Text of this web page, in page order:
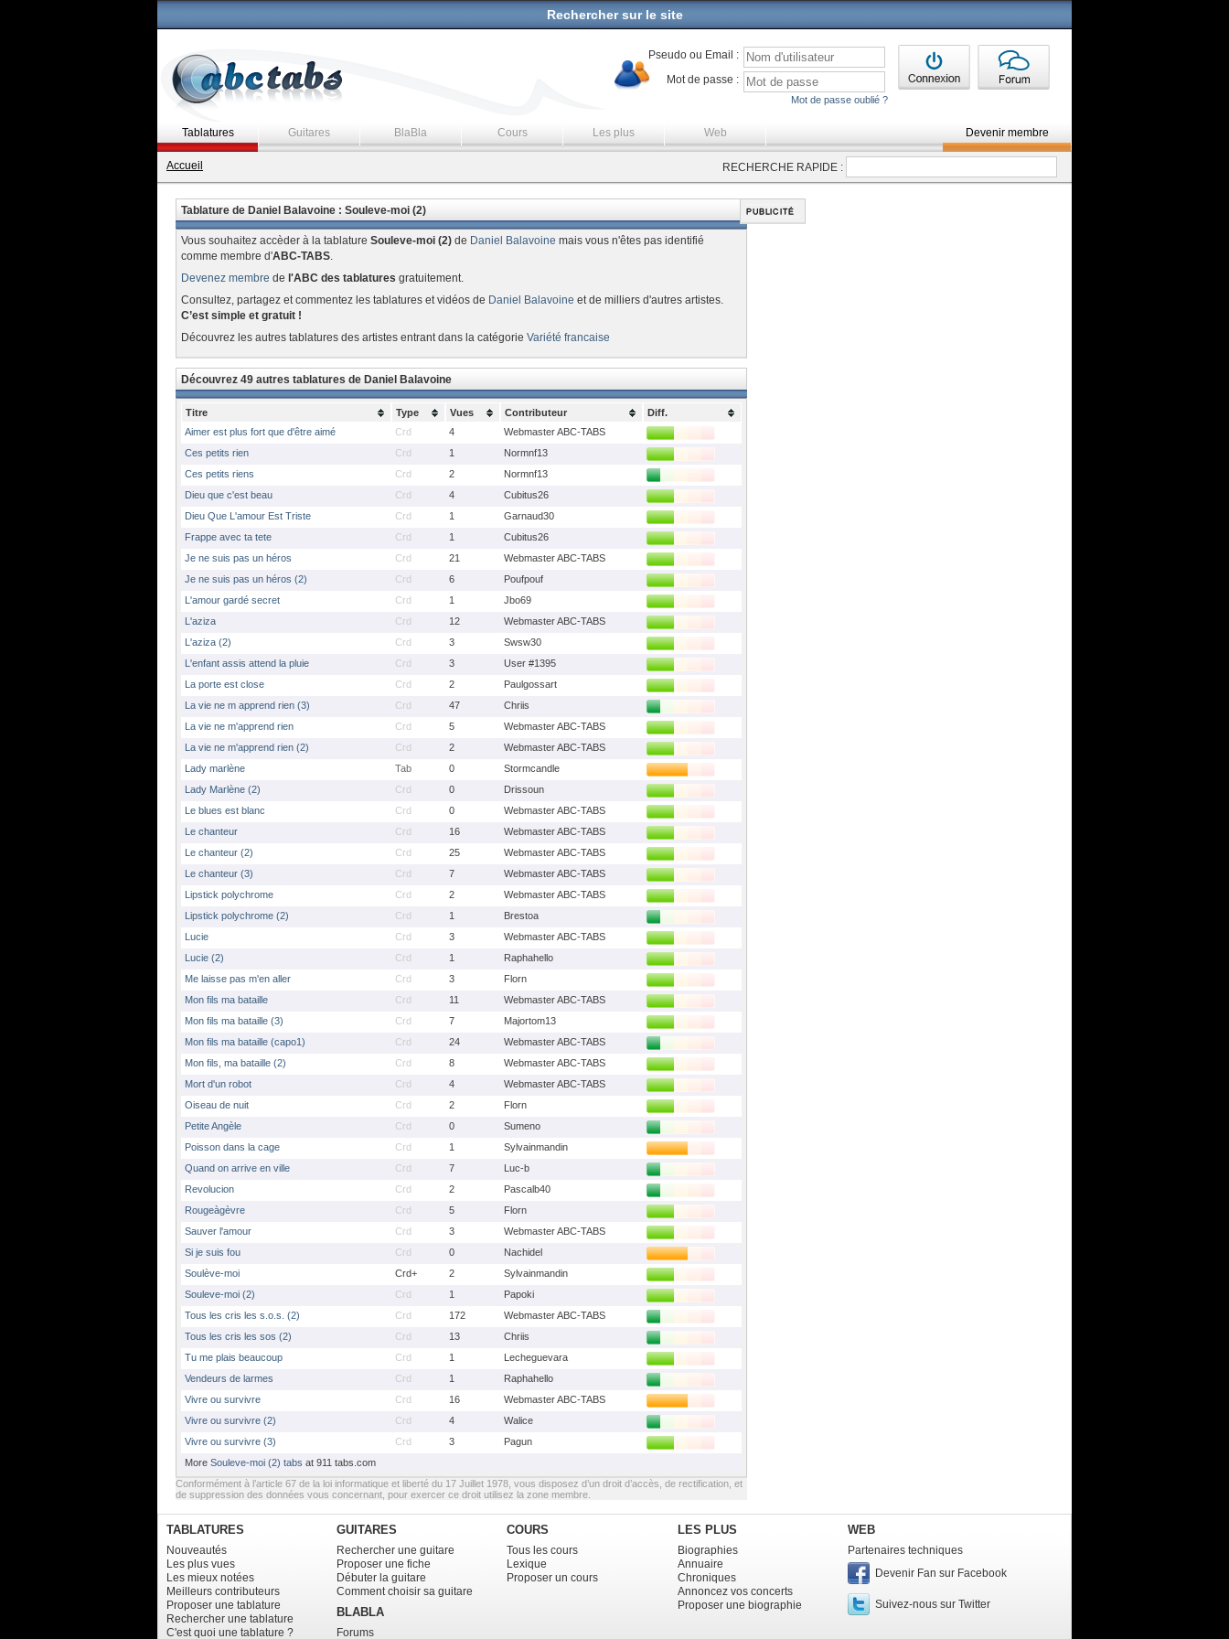
Rechercher sur le site
Pseudo ou Email :
Mot de passe :
Mot de passe oublié ?
Tablatures Guitares BlaBla Cours Les plus Web Devenir membre
Accueil RECHERCHE RAPIDE :
Tablature de Daniel Balavoine : Souleve-moi (2)
Vous souhaitez accèder à la tablature Souleve-moi (2)de Daniel Balavoine mais vous n'êtes pas identifié
comme membre d'ABC-TABS.
Devenez membre de l'ABC des tablatures gratuitement.
Consultez, partagez et commentez les tablatures et vidéos de Daniel Balavoine et de milliers d'autres artistes.
C’est simple et gratuit !
Découvrez les autres tablatures des artistes entrant dans la catégorie Variété francaise
Découvrez 49 autres tablatures de Daniel Balavoine
Titre Type Vues Contributeur
Diff.
Aimer est plus fort que d'être aimé
Crd 4
Webmaster ABC-TABS
Ces petits rien
Crd 1
Normnf13
Ces petits riens
Crd 2
Normnf13
Dieu que c'est beau
Crd 4
Cubitus26
Dieu Que L'amour Est Triste
Crd 1
Garnaud30
Frappe avec ta tete
Crd 1
Cubitus26
Je ne suis pas un héros
Crd 21
Webmaster ABC-TABS
Je ne suis pas un héros (2)
Crd 6
Poufpouf
L'amour gardé secret
Crd 1
Jbo69
L'aziza
Crd 12
Webmaster ABC-TABS
L'aziza (2)
Crd 3
Swsw30
L'enfant assis attend la pluie
Crd 3
User #1395
La porte est close
Crd 2
Paulgossart
La vie ne m apprend rien (3)
Crd 47
Chriis
La vie ne m'apprend rien
Crd 5
Webmaster ABC-TABS
La vie ne m'apprend rien (2)
Crd 2
Webmaster ABC-TABS
Lady marlène
Tab 0
Stormcandle
Lady Marlène (2)
Crd 0
Drissoun
Le blues est blanc
Crd 0
Webmaster ABC-TABS
Le chanteur
Crd 16
Webmaster ABC-TABS
Le chanteur (2)
Crd 25
Webmaster ABC-TABS
Le chanteur (3)
Crd 7
Webmaster ABC-TABS
Lipstick polychrome
Crd 2
Webmaster ABC-TABS
Lipstick polychrome (2)
Crd 1
Brestoa
Lucie
Crd 3
Webmaster ABC-TABS
Lucie (2)
Crd 1
Raphahello
Me laisse pas m'en aller
Crd 3
Florn
Mon fils ma bataille
Crd 11
Webmaster ABC-TABS
Mon fils ma bataille (3)
Crd 7
Majortom13
Mon fils ma bataille (capo1)
Crd 24
Webmaster ABC-TABS
Mon fils, ma bataille (2)
Crd 8
Webmaster ABC-TABS
Mort d'un robot
Crd 4
Webmaster ABC-TABS
Oiseau de nuit
Crd 2
Florn
Petite Angèle
Crd 0
Sumeno
Poisson dans la cage
Crd 1
Sylvainmandin
Quand on arrive en ville
Crd 7
Luc-b
Revolucion
Crd 2
Pascalb40
Rougeàgèvre
Crd 5
Florn
Sauver l'amour
Crd 3
Webmaster ABC-TABS
Si je suis fou
Crd 0
Nachidel
Soulève-moi
Crd+ 2
Sylvainmandin
Souleve-moi (2)
Crd 1
Papoki
Tous les cris les s.o.s. (2)
Crd 172
Webmaster ABC-TABS
Tous les cris les sos (2)
Crd 13
Chriis
Tu me plais beaucoup
Crd 1
Lecheguevara
Vendeurs de larmes
Crd 1
Raphahello
Vivre ou survivre
Crd 16
Webmaster ABC-TABS
Vivre ou survivre (2)
Crd 4
Walice
Vivre ou survivre (3)
Crd 3
Pagun
More Souleve-moi (2) tabs at 911 tabs.com
Conformément à l’article 67 de la loi informatique et liberté du 17 Juillet 1978, vous disposez d’un droit d’accès, de rectification, et
de suppression des données vous concernant, pour exercer ce droit utilisez la zone membre.
TABLATURES
Nouveautés
Les plus vues
Les mieux notées
Meilleurs contributeurs
Proposer une tablature
Rechercher une tablature
C'est quoi une tablature ?
GUITARES
Rechercher une guitare
Proposer une fiche
Débuter la guitare
Comment choisir sa guitare
BLABLA
Forums
COURS
Tous les cours
Lexique
Proposer un cours
LES PLUS
Biographies
Annuaire
Chroniques
Annoncez vos concerts
Proposer une biographie
WEB
Partenaires techniques
Devenir Fan sur Facebook
Suivez-nous sur Twitter